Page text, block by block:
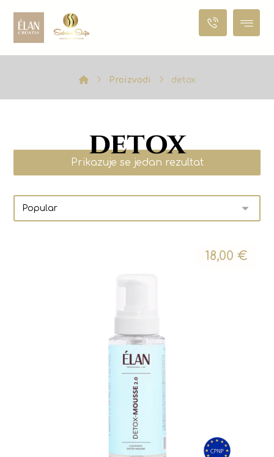
Proizvodi detox
detox
Prikazuje se jedan rezultat
18,00 €